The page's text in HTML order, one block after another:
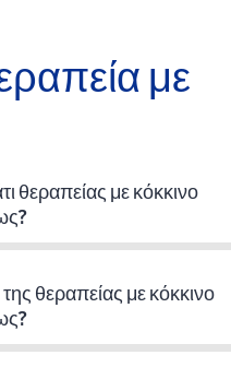
με
θεραπείας με κόκκινο
θεραπείας με κόκκινο